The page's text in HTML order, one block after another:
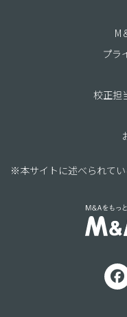
M
プラ
校正担
※本サイトに述べられてい